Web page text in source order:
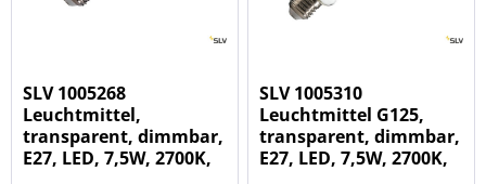
SLV 1005268
Leuchtmittel,
transparent, dimmbar,
E27, LED, 7,5W, 2700K,
SLV 1005310
Leuchtmittel G125,
transparent, dimmbar,
E27, LED, 7,5W, 2700K,